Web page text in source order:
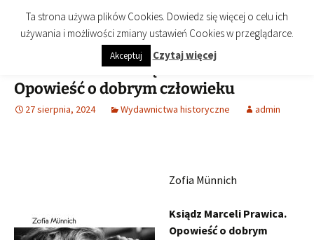
treści
Biblioteka Publiczna Miasta i
Gminy Końskie
imienia Cezarego Chlebowskiego
Menu
Zofia Münnich. Ksiądz Marceli Prawica.
Opowieść o dobrym człowieku
27 sierpnia, 2024 Wydawnictwa historyczne admin
Zofia Münnich
Ksiądz Marceli Prawica.
Opowieść o dobrym
Ta strona używa plików Cookies. Dowiedz się więcej o celu ich
używania i możliwości zmiany ustawień Cookies w przeglądarce.
Akceptuj Czytaj więcej